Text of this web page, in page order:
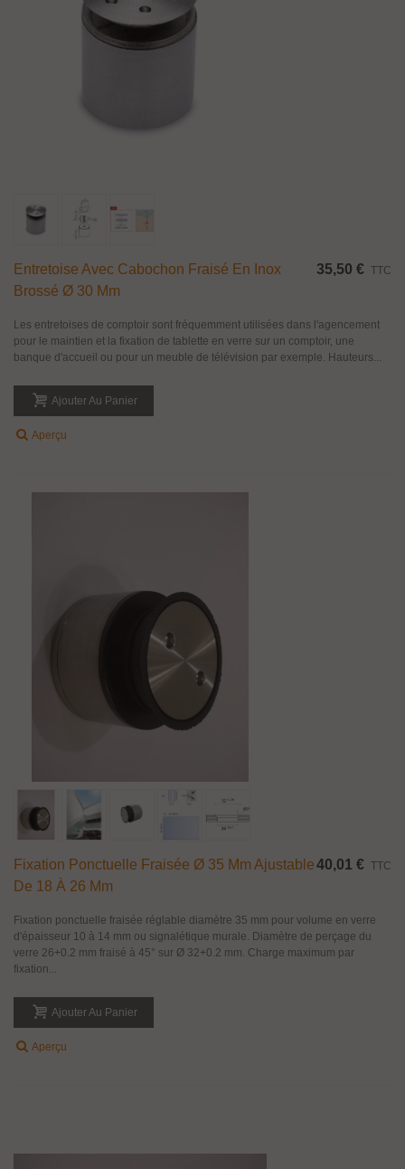
Entretoise Avec Cabochon Fraisé En Inox
Brossé Ø 30 Mm
35,50 € TTC
Les entretoises de comptoir sont fréquemment utilisées dans l'agencement
pour le maintien et la fixation de tablette en verre sur un comptoir, une
banque d'accueil ou pour un meuble de télévision par exemple. Hauteurs...
Ajouter Au Panier
Aperçu
Fixation Ponctuelle Fraisée Ø 35 Mm Ajustable
De 18 À 26 Mm
40,01 € TTC
Fixation ponctuelle fraisée réglable diamètre 35 mm pour volume en verre
d'épaisseur 10 à 14 mm ou signalétique murale. Diamètre de perçage du
verre 26+0.2 mm fraisé à 45° sur Ø 32+0.2 mm. Charge maximum par
fixation...
Ajouter Au Panier
Aperçu